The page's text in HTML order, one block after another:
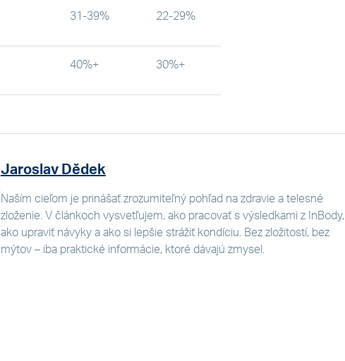
31-39% 22-29%
40%+ 30%+
Jaroslav Dědek
Naším cieľom je prinášať zrozumiteľný pohľad na zdravie a telesné
zloženie. V článkoch vysvetľujem, ako pracovať s výsledkami z InBody,
ako upraviť návyky a ako si lepšie strážiť kondíciu. Bez zložitostí, bez
mýtov – iba praktické informácie, ktoré dávajú zmysel.